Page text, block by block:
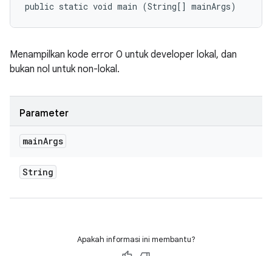
public static void main (String[] mainArgs)
Menampilkan kode error 0 untuk developer lokal, dan
bukan nol untuk non-lokal.
Parameter
mainArgs
String
Apakah informasi ini membantu?